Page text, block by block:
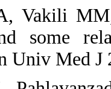
4.
women.